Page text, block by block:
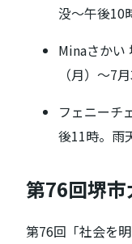
没〜午後10
Minaさかい
（月）〜7
フェニーチ
後11時。雨
第76回堺
第76回「社会を